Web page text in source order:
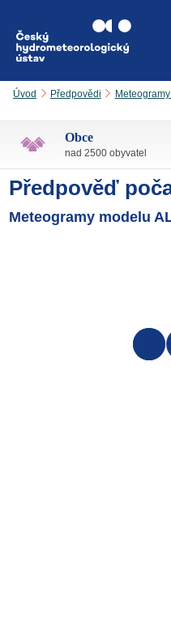
Úvod Předpovědi
Obce
nad 2500 obyvatel
Předpověď
Meteogramy modelu